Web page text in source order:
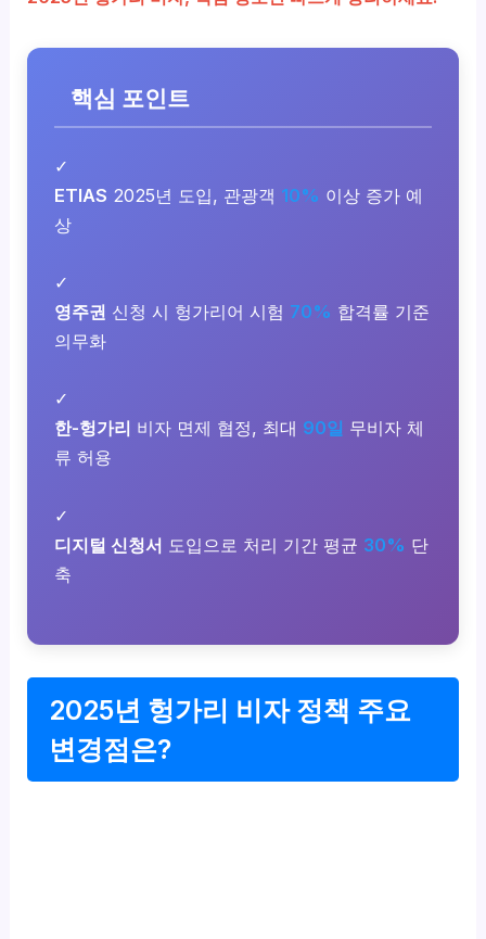
핵심 포인트
✓
ETIAS 2025년 도입, 관광객 10% 이상 증가 예
상
✓
영주권 신청 시 헝가리어 시험 70% 합격률 기준
의무화
✓
한-헝가리 비자 면제 협정, 최대 90일 무비자 체
류 허용
✓
디지털 신청서 도입으로 처리 기간 평균 30% 단
축
2025년 헝가리 비자 정책 주요
변경점은?